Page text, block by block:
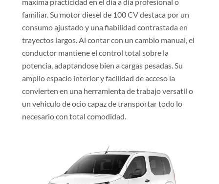
familiar. Su motor diesel de 100 CV destaca por un
consumo ajustado y una fiabilidad contrastada en
trayectos largos. Al contar con un cambio manual, el
conductor mantiene el control total sobre la
potencia, adaptandose bien a cargas pesadas. Su
amplio espacio interior y facilidad de acceso la
convierten en una herramienta de trabajo versatil o
un vehiculo de ocio capaz de transportar todo lo
necesario con total comodidad.